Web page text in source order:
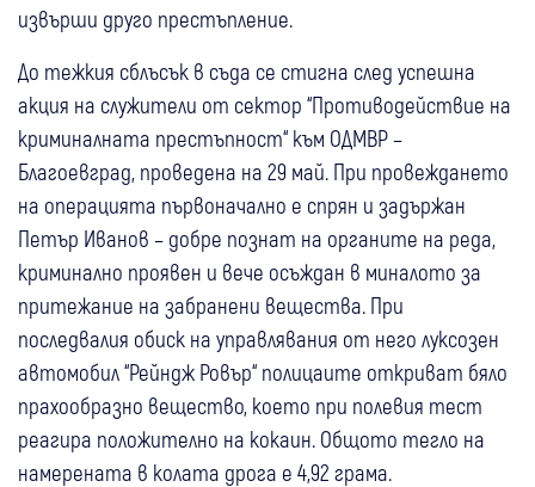
извърши друго престъпление.
До тежкия сблъсък в съда се стигна след успешна
акция на служители от сектор “Противодействие на
криминалната престъпност“ към ОДМВР –
Благоевград, проведена на 29 май. При провеждането
на операцията първоначално е спрян и задържан
Петър Иванов – добре познат на органите на реда,
криминално проявен и вече осъждан в миналото за
притежание на забранени вещества. При
последвалия обиск на управлявания от него луксозен
автомобил “Рейндж Ровър“ полицаите откриват бяло
прахообразно вещество, което при полевия тест
реагира положително на кокаин. Общото тегло на
намерената в колата дрога е 4,92 грама.